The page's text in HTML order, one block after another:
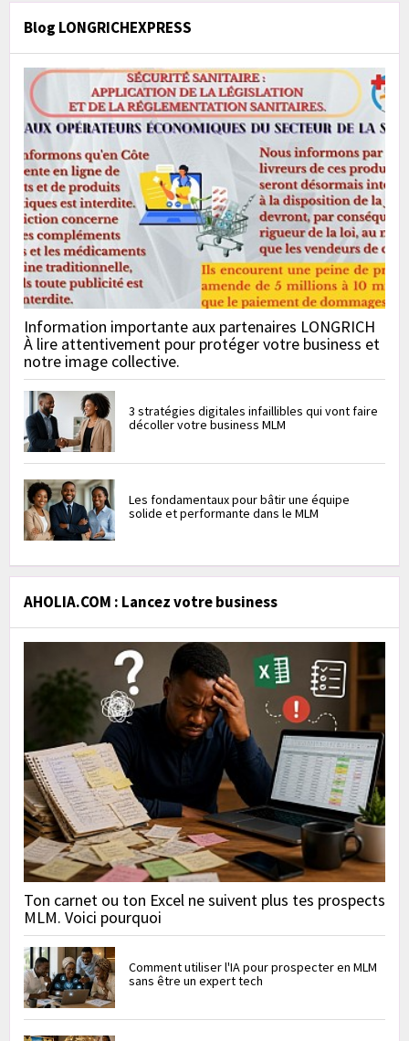
Blog LONGRICHEXPRESS
Information importante aux partenaires LONGRICH
À lire attentivement pour protéger votre business et
notre image collective.
3 stratégies digitales infaillibles qui vont faire
décoller votre business MLM
Les fondamentaux pour bâtir une équipe
solide et performante dans le MLM
AHOLIA.COM : Lancez votre business
Ton carnet ou ton Excel ne suivent plus tes prospects
MLM. Voici pourquoi
Comment utiliser l'IA pour prospecter en MLM
sans être un expert tech